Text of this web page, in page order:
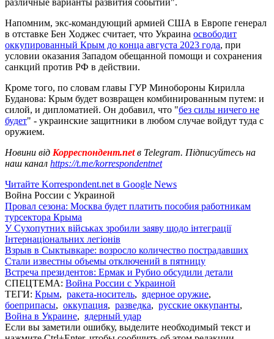
Напомним, экс-командующий армией США в Европе генерал
в отставке Бен Ходжес считает, что Украина освободит
оккупированный Крым до конца августа 2023 года, при
условии оказания Западом обещанной помощи и сохранения
санкций против РФ в действии.
Кроме того, по словам главы ГУР Минобороны Кирилла
Буданова: Крым будет возвращен комбинированным путем: и
силой, и дипломатией. Он добавил, что "без силы ничего не
будет" - украинские защитники в любом случае войдут туда с
оружием.
Новини від Корреспондент.netв Telegram. Підписуйтесь на
наш канал https://t.me/korrespondentnet
Читайте Korrespondent.net в Google News
Война России с Украиной
Провал сезона: Москва будет платить пособия работникам
турсектора Крыма
У Сухопутних військах зробили заяву щодо інтеграції
Інтернаціональних легіонів
Взрыв в Сыктывкаре: возросло количество пострадавших
Стали известны объемы отключений в пятницу
Встреча президентов: Ермак и Рубио обсудили детали
СПЕЦТЕМА: Война России с Украиной
ТЕГИ: Крым, ракета-носитель, ядерное оружие,
боеприпасы, оккупация, разведка, русские оккупанты,
Война в Украине, ядерный удар
Если вы заметили ошибку, выделите необходимый текст и